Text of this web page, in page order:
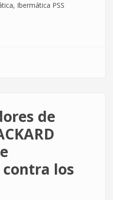
Ibermática PSS
de
los